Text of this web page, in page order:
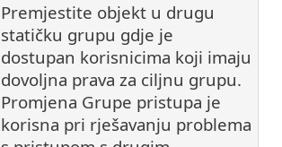
Premjestite objekt u drugu
statičku grupu gdje je
dostupan korisnicima koji imaju
dovoljna prava za ciljnu grupu.
Promjena Grupe pristupa je
korisna pri rješavanju problema